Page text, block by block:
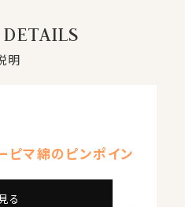
明
ピマ綿のピンポイン
る